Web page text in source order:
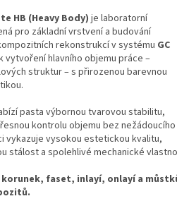
HB (Heavy Body) je laboratorní
pro základní vrstvení a budování
rekonstrukcí v systému GC
vytvoření hlavního objemu práce –
struktur – s přirozenou barevnou
pasta výbornou tvarovou stabilitu,
kontrolu objemu bez nežádoucího
vykazuje vysokou estetickou kvalitu,
stálost a spolehlivé mechanické
faset, inlayí, onlayí a